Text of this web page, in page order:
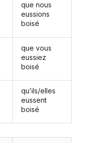
que nous
eussions
boisé
que vous
eussiez
boisé
qu’ils/elles
eussent
boisé